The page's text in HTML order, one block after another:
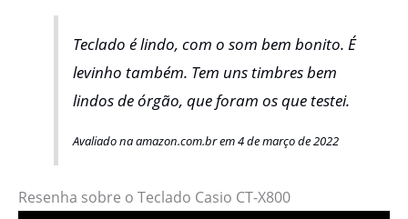
Teclado é lindo, com o som bem bonito. É
levinho também. Tem uns timbres bem
lindos de órgão, que foram os que testei.
Avaliado na amazon.com.br em 4 de março de 2022
Resenha sobre o Teclado Casio CT-X800